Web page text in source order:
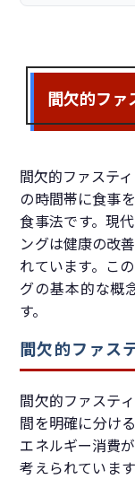
間欠的ファ
間欠的ファステ
の時間帯に食事
食事法です。現
ングは健康の改
れています。こ
グの基本的な概
す。
間欠的ファス
間欠的ファステ
間を明確に分け
エネルギー消費
考えられていま